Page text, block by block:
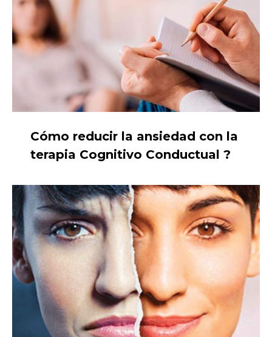
Cómo reducir la ansiedad con la
terapia Cognitivo Conductual ?